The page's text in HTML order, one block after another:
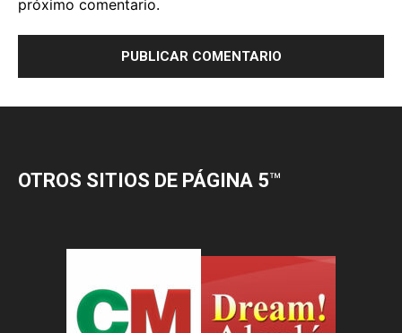
OTROS SITIOS DE PÁGINA 5™